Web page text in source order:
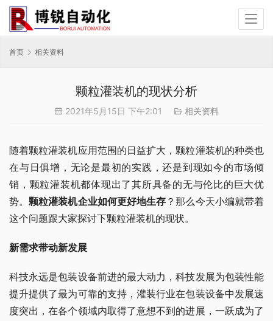
首页 相关资料
颗粒灌装机的现状分析
2021年5月15日 下午2:01 相关资料
随着颗粒灌装机应用范围的日益扩大，颗粒灌装机的种类也
在与日俱增，无论是最初的实践，还是到现如今的市场倾
销，颗粒灌装机都体现出了其所具备的无与伦比的巨大优
势。颗粒灌装机企业如何更好地生存 ？那么今天小编就带着
这个问题跟大家探讨下颗粒灌装机的现状。
新需求带动新发展
科技永远是包装设备前进的最大动力，科技发展为包装性能
提升提供了最为可靠的支持，灌装行业在包装设备中发展速
度突出，在各个领域内取得了意想不到的进展，一跃成为了